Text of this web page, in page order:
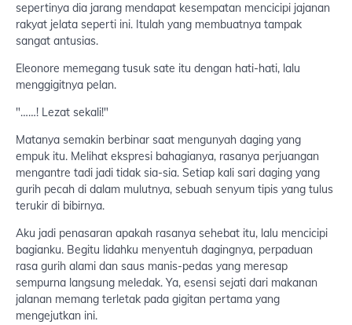
sepertinya dia jarang mendapat kesempatan mencicipi jajanan
rakyat jelata seperti ini. Itulah yang membuatnya tampak
sangat antusias.
Eleonore memegang tusuk sate itu dengan hati-hati, lalu
menggigitnya pelan.
"……! Lezat sekali!"
Matanya semakin berbinar saat mengunyah daging yang
empuk itu. Melihat ekspresi bahagianya, rasanya perjuangan
mengantre tadi jadi tidak sia-sia. Setiap kali sari daging yang
gurih pecah di dalam mulutnya, sebuah senyum tipis yang tulus
terukir di bibirnya.
Aku jadi penasaran apakah rasanya sehebat itu, lalu mencicipi
bagianku. Begitu lidahku menyentuh dagingnya, perpaduan
rasa gurih alami dan saus manis-pedas yang meresap
sempurna langsung meledak. Ya, esensi sejati dari makanan
jalanan memang terletak pada gigitan pertama yang
mengejutkan ini.